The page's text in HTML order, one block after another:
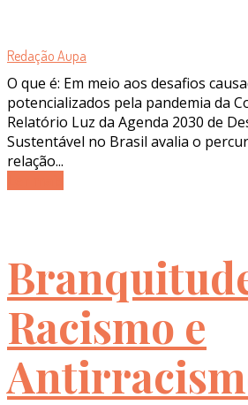
Redação Aupa
O que é: Em meio aos desafios
potencializados pela pandemia da
Relatório Luz da Agenda 2030 de
Sustentável no Brasil avalia o
relação...
Racismo e